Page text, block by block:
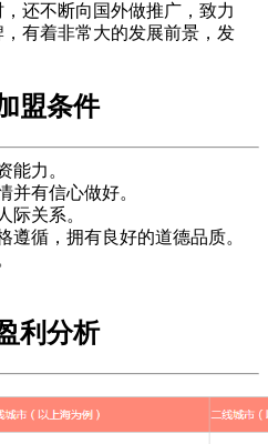
还不断向国外做推广，致力
有着非常大的发展前景，发
盟条件
能力。
并有信心做好。
际关系。
遵循，拥有良好的道德品质。
利分析